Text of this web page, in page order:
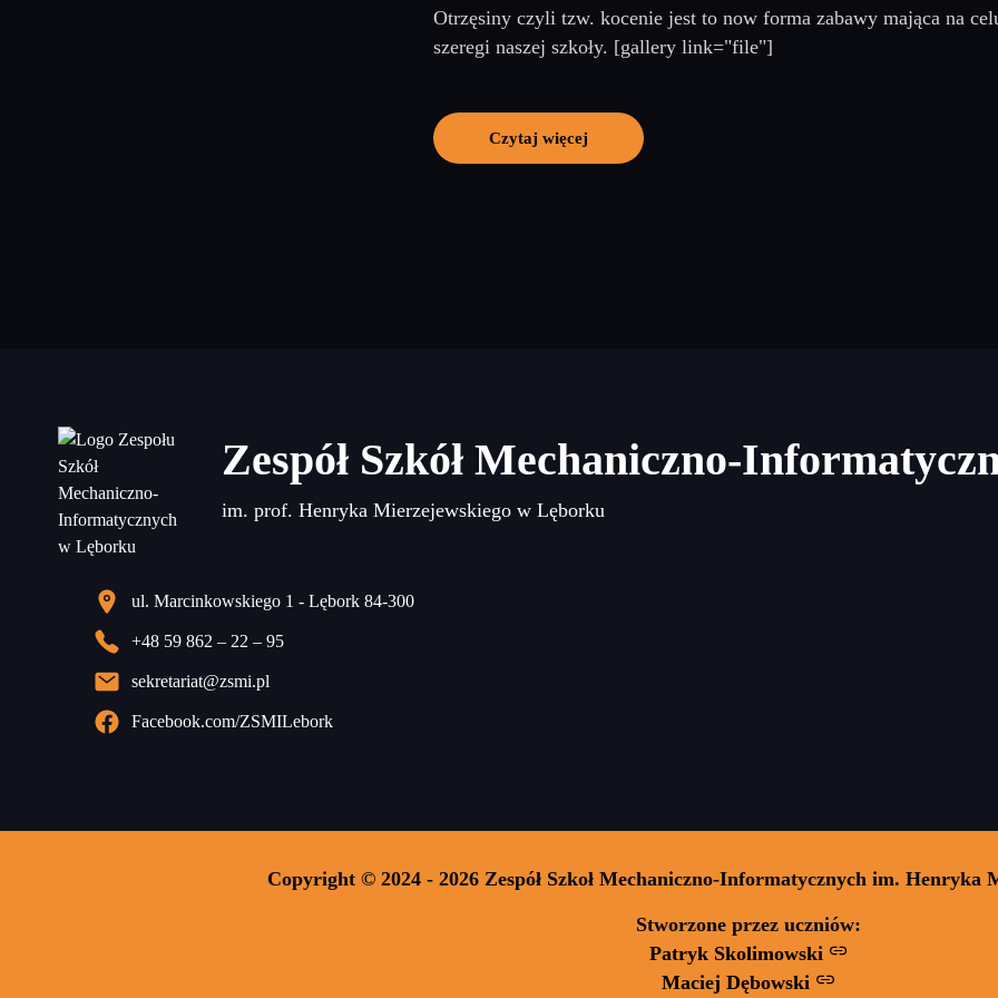
Otrzęsiny czyli tzw. kocenie jest to now forma zabawy mająca na
szeregi naszej szkoły. [gallery link="file"]
Czytaj więcej
Zespół Szkół Mechaniczno-
im. prof. Henryka Mierzejewskiego w Lęborku
ul. Marcinkowskiego 1 - Lębork 84-300
+48 59 862 – 22 – 95
sekretariat@zsmi.pl
Facebook.com/ZSMILebork
Copyright © 2024 - 2026 Zespół Szkoł Mechaniczno-Informatycznych im. Henryka
Stworzone przez uczniów:
Patryk Skolimowski
Maciej Dębowski